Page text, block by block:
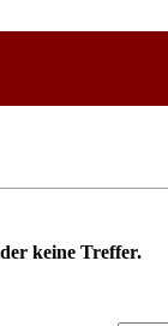
keine Treffer.